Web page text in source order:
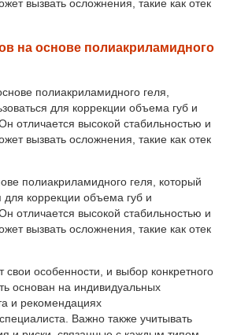
вызвать осложнения, такие как отек
на основе полиакриламидного
полиакриламидного геля,
для коррекции объема губ и
отличается высокой стабильностью и
вызвать осложнения, такие как отек
полиакриламидного геля, который
для коррекции объема губ и
отличается высокой стабильностью и
вызвать осложнения, такие как отек
особенности, и выбор конкретного
основан на индивидуальных
и рекомендациях
Важно также учитывать